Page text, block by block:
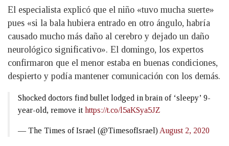
El especialista explicó que el niño «tuvo mucha suerte»
pues «si la bala hubiera entrado en otro ángulo, habría
causado mucho más daño al cerebro y dejado un daño
neurológico significativo». El domingo, los expertos
confirmaron que el menor estaba en buenas condiciones,
despierto y podía mantener comunicación con los demás.
Shocked doctors find bullet lodged in brain of ‘sleepy’ 9-
year-old, remove it https://t.co/l5aKSya5JZ
— The Times of Israel (@TimesofIsrael) August 2, 2020